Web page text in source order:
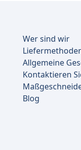
Wer sind wir
Allgemeine
Kontaktieren
Blog